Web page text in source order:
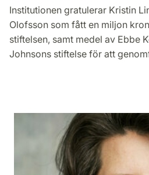
Institutionen gratulerar Kristin
Olofsson som fått en miljon
stiftelsen, samt medel av Ebbe
Johnsons stiftelse för att